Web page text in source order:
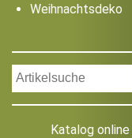
Weihnachtsdeko
Katalog online